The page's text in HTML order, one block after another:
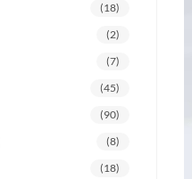
(18)
(2)
(7)
(45)
(90)
(8)
(18)